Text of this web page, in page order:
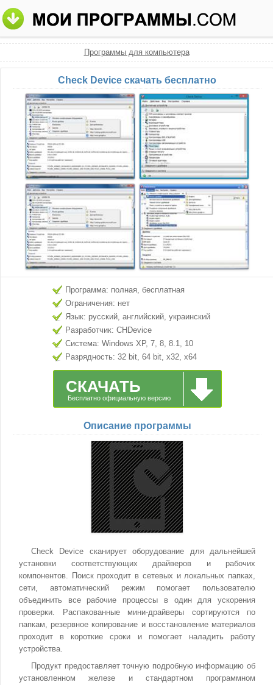
Программы для компьютера
Check Device скачать бесплатно
Программа: полная, бесплатная
Ограничения: нет
Язык: русский, английский, украинский
Разработчик: CHDevice
Система: Windows XP, 7, 8, 8.1, 10
Разрядность: 32 bit, 64 bit, x32, x64
СКАЧАТЬ
Бесплатно официальную версию
Описание программы
Check Device сканирует оборудование для дальнейшей
установки соответствующих драйверов и рабочих
компонентов. Поиск проходит в сетевых и локальных папках,
сети, автоматический режим помогает пользователю
объединить все рабочие процессы в один для ускорения
проверки. Распакованные мини-драйверы сортируются по
папкам, резервное копирование и восстановление материалов
проходит в короткие сроки и помогает наладить работу
устройства.
Продукт предоставляет точную подробную информацию об
установленном железе и стандартном программном